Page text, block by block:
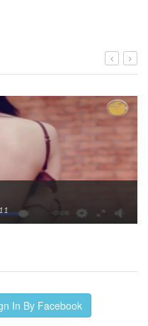
In By Facebook